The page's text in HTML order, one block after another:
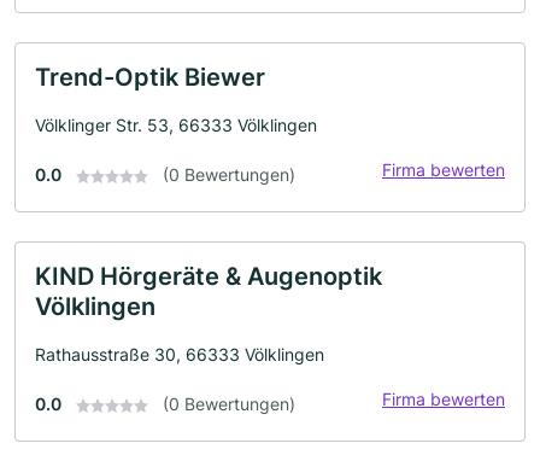
Trend-Optik Biewer
Völklinger Str. 53, 66333 Völklingen
0.0 (0 Bewertungen) Firma bewerten
KIND Hörgeräte & Augenoptik
Völklingen
Rathausstraße 30, 66333 Völklingen
0.0 (0 Bewertungen) Firma bewerten